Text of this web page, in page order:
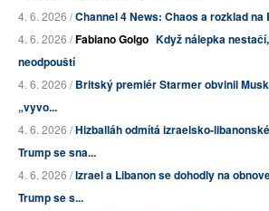
4. 6. 2026 /Channel 4 News: Chaos a rozklad
4. 6. 2026 /Fabiano Golgo Když nálepka
neodpouští
4. 6. 2026 /Britský premiér Starmer obvinil
„vyvo...
4. 6. 2026 /Hizballáh odmítá izraelsko-
Trump se sna...
4. 6. 2026 /Izrael a Libanon se dohodly na
Trump se s...